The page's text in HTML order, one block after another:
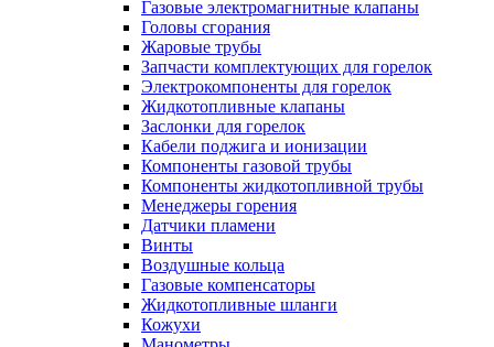
Газовые электромагнитные клапаны
Головы сгорания
Жаровые трубы
Запчасти комплектующих для горелок
Электрокомпоненты для горелок
Жидкотопливные клапаны
Заслонки для горелок
Кабели поджига и ионизации
Компоненты газовой трубы
Компоненты жидкотопливной трубы
Менеджеры горения
Датчики пламени
Винты
Воздушные кольца
Газовые компенсаторы
Жидкотопливные шланги
Кожухи